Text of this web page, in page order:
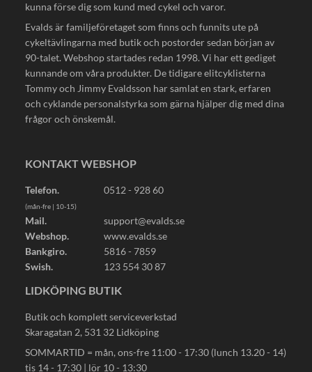
kunna förse dig som kund med cykel och varor.
Evalds är familjeföretaget som finns och funnits ute på
cykeltävlingarna med butik och postorder sedan början av
90-talet. Webshop startades redan 1998. Vi har ett gediget
kunnande om våra produkter. De tidigare elitcyklisterna
Tommy och Jimmy Evaldsson har samlat en stark, erfaren
och cyklande personalstyrka som gärna hjälper dig med dina
frågor och önskemål.
KONTAKT WEBSHOP
Telefon. 0512 - 928 60
(mån-fre | 10-15)
Mail.
support@evalds.se
Webshop.
www.evalds.se
Bankgiro.
5816 - 7859
Swish.
123 554 30 87
LIDKÖPING BUTIK
Butik och komplett serviceverkstad
Skaragatan 2, 531 32 Lidköping
SOMMARTID = mån, ons-fre 11:00 - 17:30 (lunch 13.20 - 14)
tis 14 - 17:30 | lör 10 - 13:30